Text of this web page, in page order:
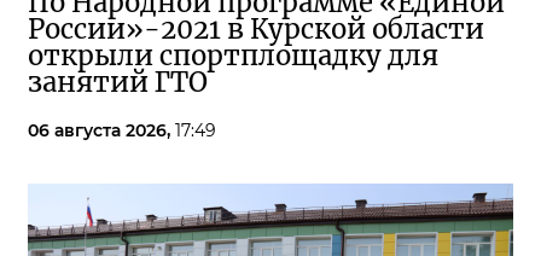
России»-2021 в Курской области
открыли спортплощадку для
занятий ГТО
06 августа 2026, 17:49